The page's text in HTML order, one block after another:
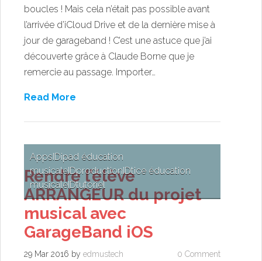
boucles ! Mais cela n’était pas possible avant
l’arrivée d’iCloud Drive et de la dernière mise à
jour de garageband ! C’est une astuce que j’ai
découverte grâce à Claude Borne que je
remercie au passage. Importer…
Read More
AppsIDipad éducation
musicaleIDproductionIDtice éducation
musicaleIDtutoriel
Rendre l’élève
ARRANGEUR du projet
musical avec
GarageBand iOS
29 Mar 2016 by edmustech 0 Comment